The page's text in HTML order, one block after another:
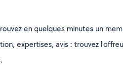
en quelques minutes un
expertises, avis : trouvez